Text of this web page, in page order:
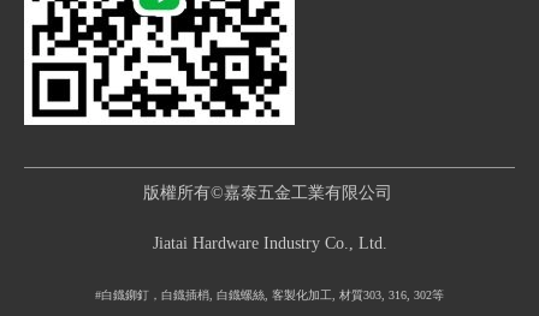
版權所有©嘉泰五金工業有限公司
Jiatai Hardware Industry Co., Ltd.
#白鐡鉚釘，白鐡插梢, 白鐡螺絲, 客製化加工, 材質303, 316, 302等